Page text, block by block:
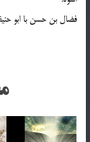
فضال بن حسن با ابو